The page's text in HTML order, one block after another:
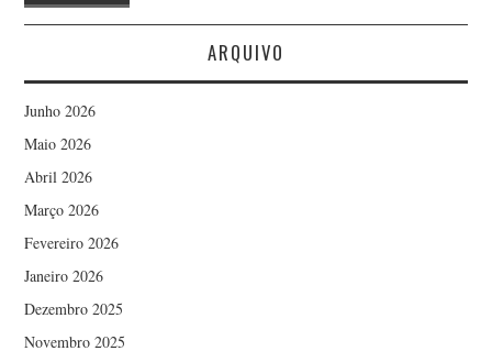
ARQUIVO
Junho 2026
Maio 2026
Abril 2026
Março 2026
Fevereiro 2026
Janeiro 2026
Dezembro 2025
Novembro 2025